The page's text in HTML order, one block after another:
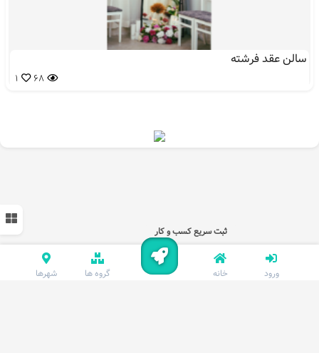
سالن عقد فرشته
68
1
ورود
ثبت سریع کسب و کار
شهرها گروه ها خانه